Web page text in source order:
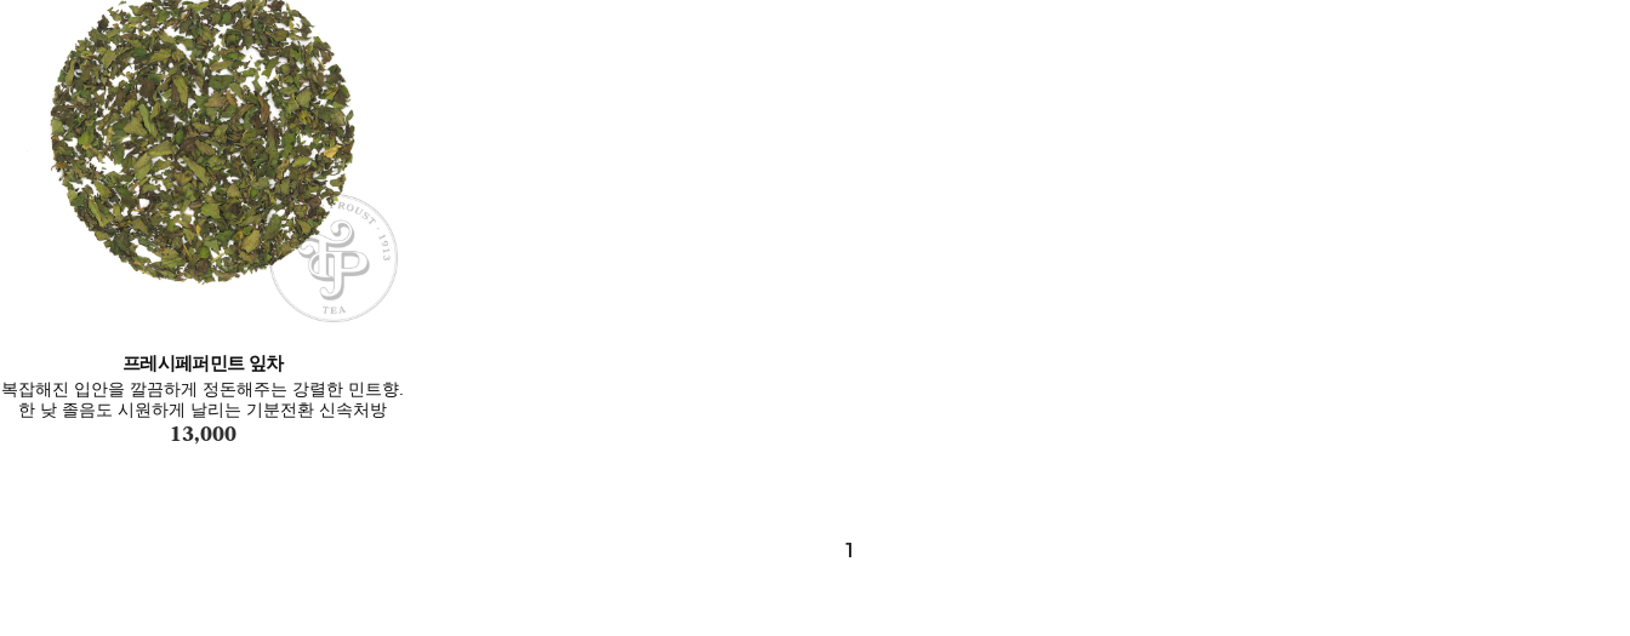
프레시페퍼민트 잎차
복잡해진 입안을 깔끔하게 정돈해주는 강렬한 민트향.
한 낮 졸음도 시원하게 날리는 기분전환 신속처방
13,000
1